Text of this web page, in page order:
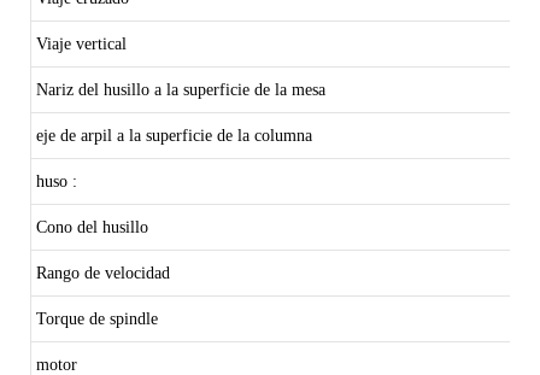
Viaje vertical
Nariz del husillo a la superficie de la mesa
eje de arpil a la superficie de la columna
huso :
Cono del husillo
Rango de velocidad
Torque de spindle
motor